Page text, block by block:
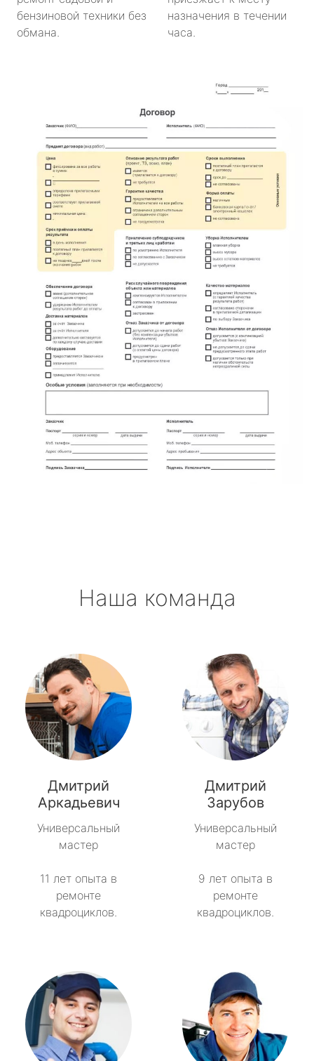
бензиновой техники без
обмана.
назначения в течении
часа.
Наша команда
Дмитрий
Аркадьевич
Универсальный
мастер
11 лет опыта в
ремонте
квадроциклов.
Дмитрий
Зарубов
Универсальный
мастер
9 лет опыта в
ремонте
квадроциклов.